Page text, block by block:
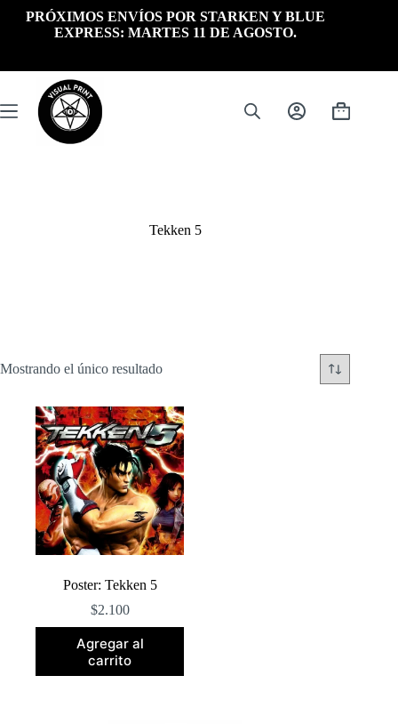
PRÓXIMOS ENVÍOS POR STARKEN Y BLUE
EXPRESS: MARTES 11 DE AGOSTO.
Carrito
Tekken 5
Mostrando el único resultado
Poster: Tekken 5
$2.100
Agregar al
carrito